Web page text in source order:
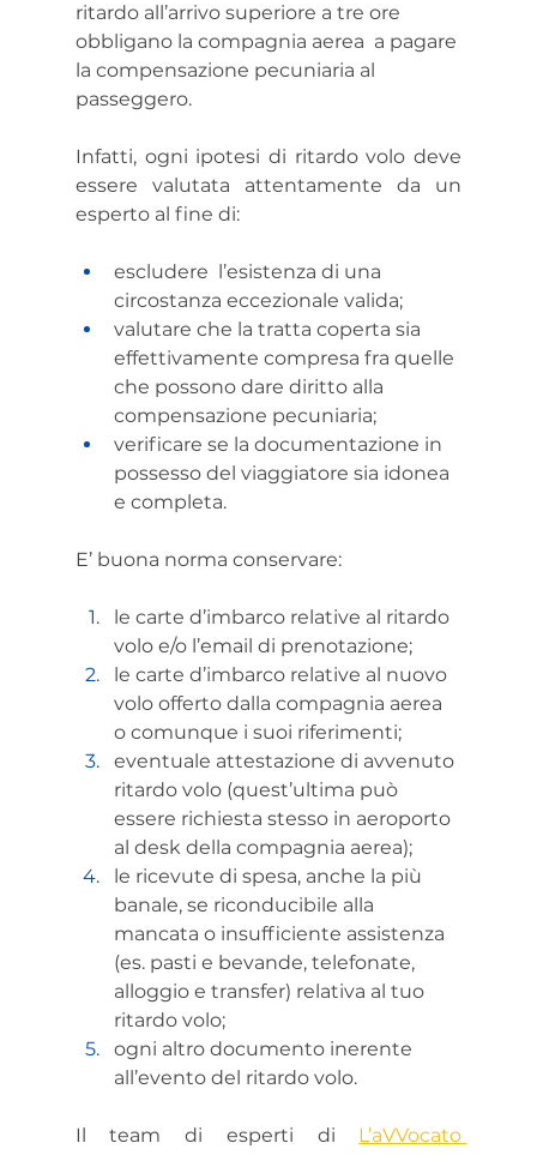
ritardo all’arrivo superiore a tre ore
obbligano la compagnia aerea  a pagare
la compensazione pecuniaria al
passeggero.
Infatti, ogni ipotesi di ritardo volo deve
essere valutata attentamente da un
esperto al fine di:
escludere  l’esistenza di una
circostanza eccezionale valida;
valutare che la tratta coperta sia
effettivamente compresa fra quelle
che possono dare diritto alla
compensazione pecuniaria;
verificare se la documentazione in
possesso del viaggiatore sia idonea
e completa.
E’ buona norma conservare:
le carte d’imbarco relative al ritardo
volo e/o l’email di prenotazione;
le carte d’imbarco relative al nuovo
volo offerto dalla compagnia aerea
o comunque i suoi riferimenti;
eventuale attestazione di avvenuto
ritardo volo (quest’ultima può
essere richiesta stesso in aeroporto
al desk della compagnia aerea);
le ricevute di spesa, anche la più
banale, se riconducibile alla
mancata o insufficiente assistenza
(es. pasti e bevande, telefonate,
alloggio e transfer) relativa al tuo
ritardo volo;
ogni altro documento inerente
all’evento del ritardo volo.
Il team di esperti di L’aVVocato